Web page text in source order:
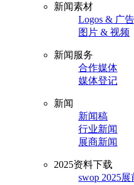
新闻素材
Logos & 广告
图片 & 视频
新闻服务
合作媒体
媒体登记
新闻
新闻稿
行业新闻
展商新闻
2025资料下载
swop 2025